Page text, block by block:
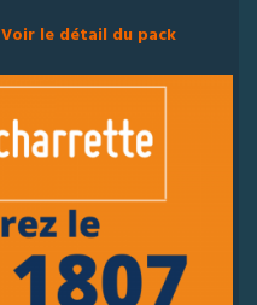
Voir le détail du pack